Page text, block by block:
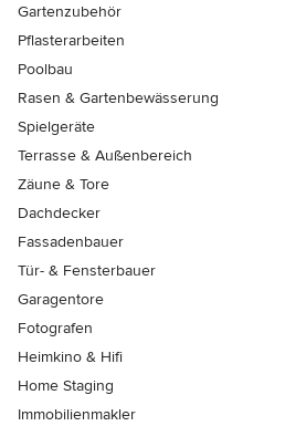
Gartenzubehör
Pflasterarbeiten
Poolbau
Rasen & Gartenbewässerung
Spielgeräte
Terrasse & Außenbereich
Zäune & Tore
Dachdecker
Fassadenbauer
Tür- & Fensterbauer
Garagentore
Fotografen
Heimkino & Hifi
Home Staging
Immobilienmakler